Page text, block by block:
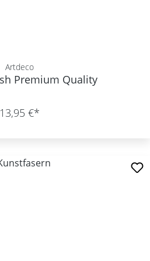
Artdeco
Premium Quality
13,95 €*